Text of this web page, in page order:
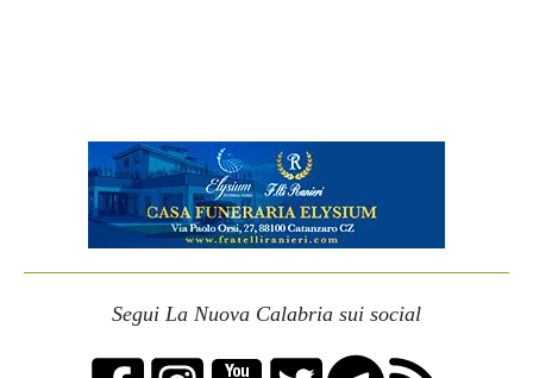
Segui La Nuova Calabria sui social